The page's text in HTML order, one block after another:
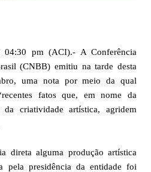
pm (ACI).- A Conferência
(CNBB) emitiu na tarde desta
uma nota por meio da qual
fatos que, em nome da
criatividade artística, agridem
direta alguma produção artística
pela presidência da entidade foi